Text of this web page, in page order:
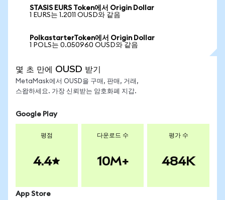
STASIS EURS Token에서 Origin Dollar
1 EURS는 1.2011 OUSD와 같음
PolkastarterToken에서 Origin Dollar
1 POLS는 0.050960 OUSD와 같음
몇 초 만에 OUSD 받기
MetaMask에서 OUSD을 구매, 판매, 거래,
스왑하세요. 가장 신뢰받는 암호화폐 지갑.
Google Play
평점
4.4
다운로드 수
10M+
평가 수
484K
App Store